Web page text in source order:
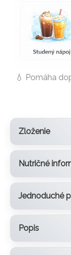
💧 Pomáha
Zloženie
Nutričné
Jednoduché
Popis